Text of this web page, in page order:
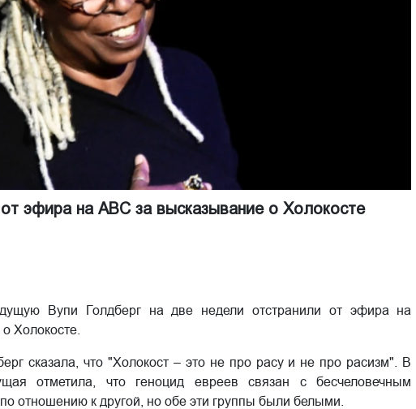
эфира на ABC за высказывание о Холокосте
Вупи Голдберг на две недели отстранили от эфира на
Холокосте.
сказала, что "Холокост – это не про расу и не про расизм". В
отметила, что геноцид евреев связан с бесчеловечным
отношению к другой, но обе эти группы были белыми.